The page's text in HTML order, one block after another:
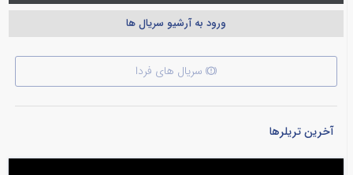
ورود به آرشیو سریال ها
سریال های فردا
آخرین تریلرها